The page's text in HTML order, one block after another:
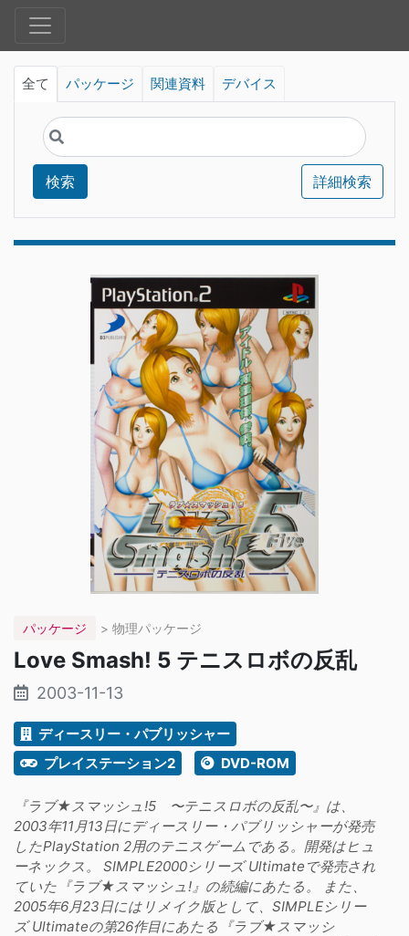
全て パッケージ 関連資料 デバイス
検索 詳細検索
パッケージ > 物理パッケージ
Love Smash! 5 テニスロボの反乱
2003-11-13
ディースリー・パブリッシャー
プレイステーション2
DVD-ROM
『ラブ★スマッシュ!5 〜テニスロボの反乱〜』は、
2003年11月13日にディースリー・パブリッシャーが発売
したPlayStation 2用のテニスゲームである。開発はヒュ
ーネックス。 SIMPLE2000シリーズ Ultimateで発売され
ていた『ラブ★スマッシュ!』の続編にあたる。 また、
2005年6月23日にはリメイク版として、SIMPLEシリー
ズ Ultimateの第26作目にあたる『ラブ★スマッシ